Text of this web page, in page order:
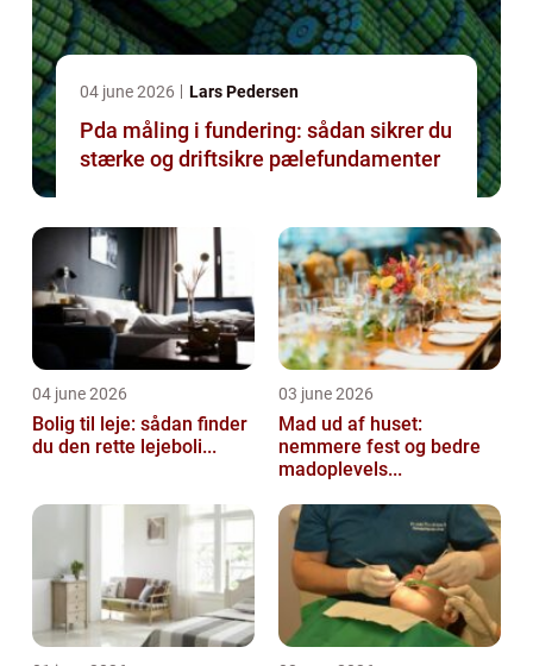
04 june 2026 Lars Pedersen
Pda måling i fundering: sådan sikrer du
stærke og driftsikre pælefundamenter
04 june 2026
Bolig til leje: sådan finder
du den rette lejeboli...
03 june 2026
Mad ud af huset:
nemmere fest og bedre
madoplevels...